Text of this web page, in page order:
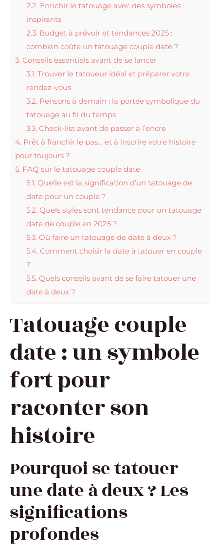
2.2. Enrichir le tatouage avec des symboles
inspirants
2.3. Budget à prévoir et tendances 2025 :
combien coûte un tatouage couple date ?
3. Conseils essentiels avant de se lancer
3.1. Trouver le tatoueur idéal et préparer votre
rendez-vous
3.2. Pensons à demain : la portée symbolique du
tatouage au fil du temps
3.3. Check-list avant de passer à l’encre
4. Prêt à franchir le pas… et à inscrire votre histoire
pour toujours ?
5. FAQ sur le tatouage couple date
5.1. Quelle est la signification d’un tatouage de
date pour un couple ?
5.2. Quels styles sont tendance pour un tatouage
date de couple en 2025 ?
5.3. Où faire un tatouage de date à deux ?
5.4. Comment choisir la date à tatouer en couple
?
5.5. Quels conseils avant de se faire tatouer une
date à deux ?
Tatouage couple
date : un symbole
fort pour
raconter son
histoire
Pourquoi se tatouer
une date à deux ? Les
significations
profondes